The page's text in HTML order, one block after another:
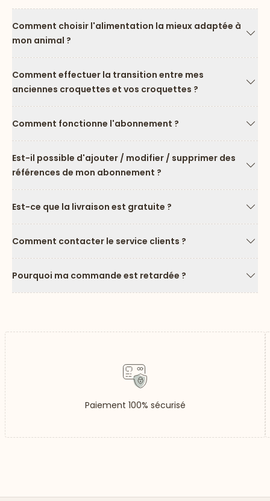
Comment choisir l'alimentation la mieux adaptée à
mon animal ?
Comment effectuer la transition entre mes
anciennes croquettes et vos croquettes ?
Comment fonctionne l'abonnement ?
Est-il possible d'ajouter / modifier / supprimer des
références de mon abonnement ?
Est-ce que la livraison est gratuite ?
Comment contacter le service clients ?
Pourquoi ma commande est retardée ?
Paiement 100% sécurisé